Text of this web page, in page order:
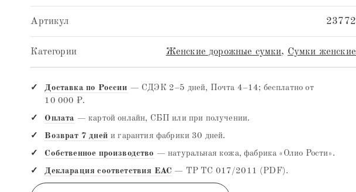
Артикул 23772
Категории Женские дорожные сумки, Сумки женские
Доставка по России — СДЭК 2–5 дней, Почта 4–14; бесплатно от
10 000 ₽.
Оплата — картой онлайн, СБП или при получении.
Возврат 7 дней и гарантия фабрики 30 дней.
Собственное производство — натуральная кожа, фабрика «Олио Рости».
Декларация соответствия EAC — ТР ТС 017/2011 (PDF).